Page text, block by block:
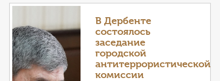
В Дербенте
состоялось
заседание
городской
антитеррористической
комиссии